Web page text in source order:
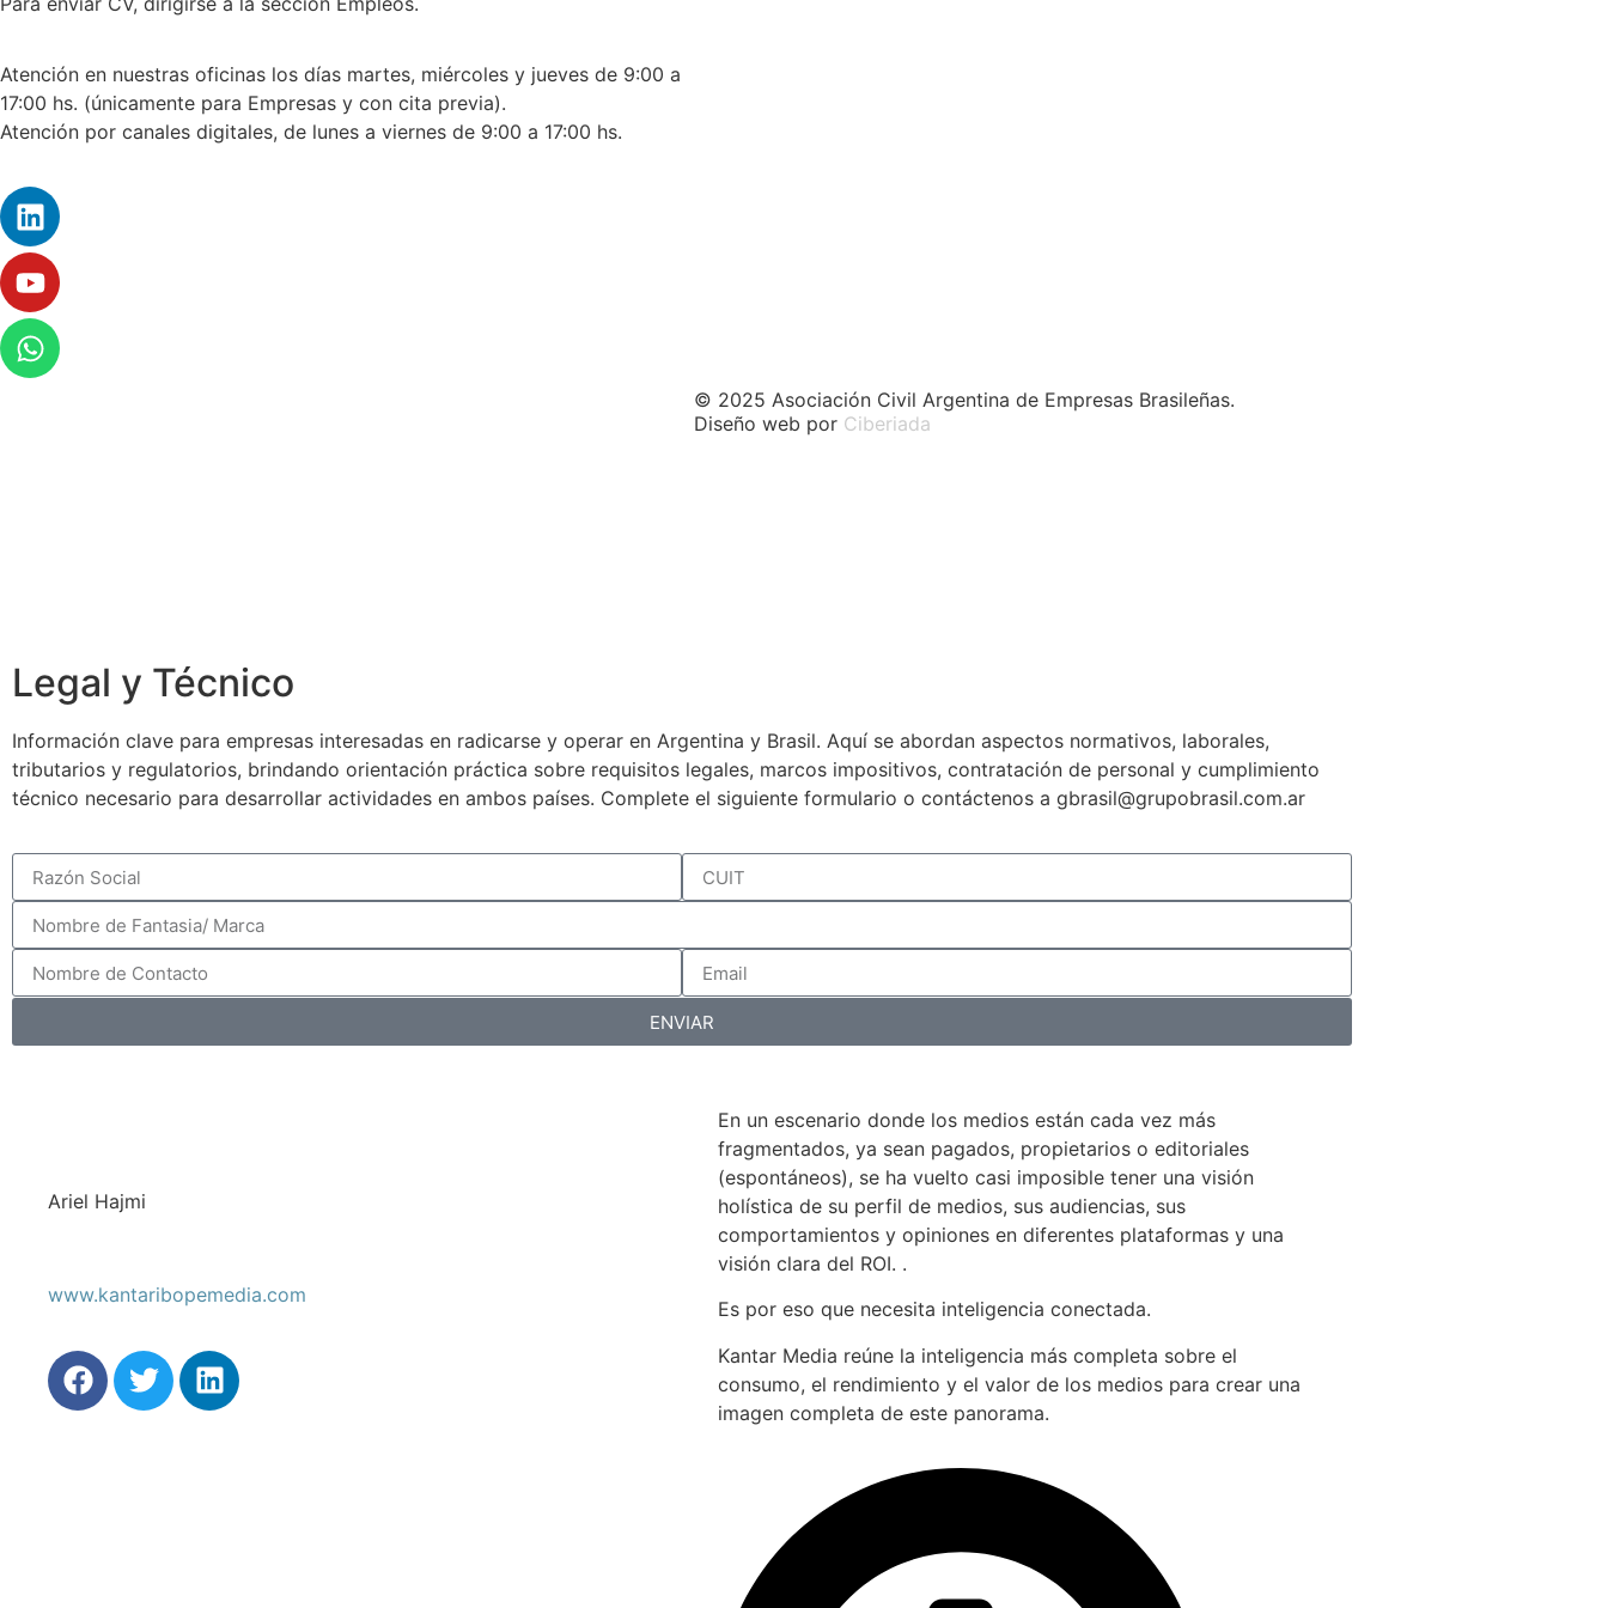
Atención en nuestras oficinas los días martes, miércoles y jueves de 9:00 a
17:00 hs. (únicamente para Empresas y con cita previa).
Atención por canales digitales, de lunes a viernes de 9:00 a 17:00 hs.
© 2025 Asociación Civil Argentina de Empresas Brasileñas.
Diseño web por Ciberiada
Legal y Técnico
Información clave para empresas interesadas en radicarse y operar en Argentina y Brasil. Aquí se abordan aspectos normativos, laborales,
tributarios y regulatorios, brindando orientación práctica sobre requisitos legales, marcos impositivos, contratación de personal y cumplimiento
técnico necesario para desarrollar actividades en ambos países. Complete el siguiente formulario o contáctenos a gbrasil@grupobrasil.com.ar
ENVIAR
Ariel Hajmi
www.kantaribopemedia.com
En un escenario donde los medios están cada vez más
fragmentados, ya sean pagados, propietarios o editoriales
(espontáneos), se ha vuelto casi imposible tener una visión
holística de su perfil de medios, sus audiencias, sus
comportamientos y opiniones en diferentes plataformas y una
visión clara del ROI. .
Es por eso que necesita inteligencia conectada.
Kantar Media reúne la inteligencia más completa sobre el
consumo, el rendimiento y el valor de los medios para crear una
imagen completa de este panorama.